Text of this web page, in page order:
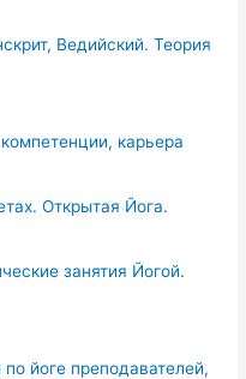
Ведийский. Теория
карьера
Открытая Йога.
занятия Йогой.
йоге преподавателей,